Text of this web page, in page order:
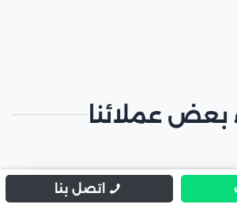
بعض عملائنا
اتصل بنا